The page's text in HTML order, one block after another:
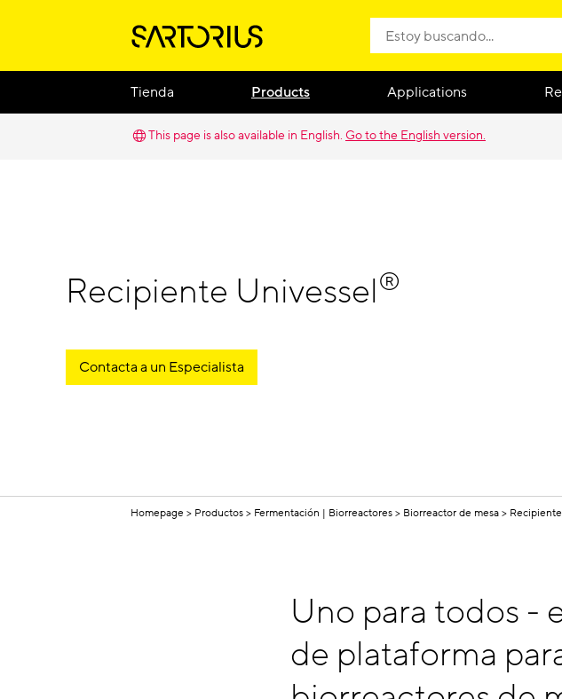
Tienda Products Applications
This page is also available in English. Go to the English version.
Recipiente Univessel®
Contacta a un Especialista
Homepage Productos Fermentación | Biorreactores Biorreactor de mesa
Uno para todos -
de plataforma